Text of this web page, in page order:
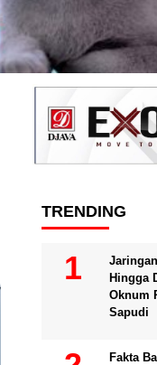
TRENDING
Hingga
Oknum
Sapudi
Fakta